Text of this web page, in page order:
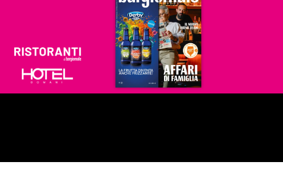
Ristoranti
Hoteldomani